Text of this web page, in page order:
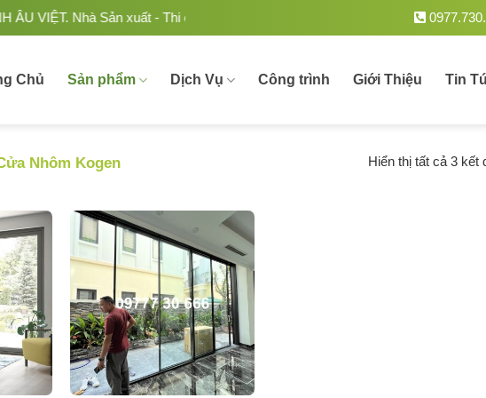
Nhà Sản xuất - Thi công Nhôm kính uy tín, chất lượng tại Việt Nam.
Chủ Sản phẩm Dịch Vụ Công trình Giới Thiệu Tin
Nhôm Kogen Hiển thị tất cả 3 kết